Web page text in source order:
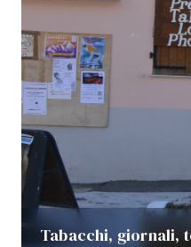
Tabacchi, giornali,